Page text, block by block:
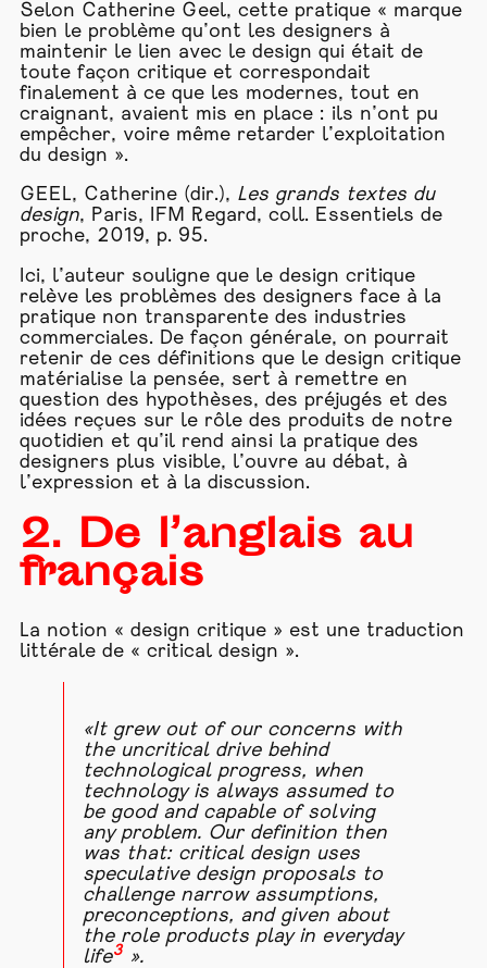
Selon Catherine Geel, cette pratique « marque
bien le problème qu’ont les designers à
maintenir le lien avec le design qui était de
toute façon critique et correspondait
finalement à ce que les modernes, tout en
craignant, avaient mis en place : ils n’ont pu
empêcher, voire même retarder l’exploitation
du design ».
GEEL, Catherine (dir.), Les grands textes du
design, Paris, IFM Regard, coll. Essentiels de
proche, 2019, p. 95.
Ici, l’auteur souligne que le design critique
relève les problèmes des designers face à la
pratique non transparente des industries
commerciales. De façon générale, on pourrait
retenir de ces définitions que le design critique
matérialise la pensée, sert à remettre en
question des hypothèses, des préjugés et des
idées reçues sur le rôle des produits de notre
quotidien et qu’il rend ainsi la pratique des
designers plus visible, l’ouvre au débat, à
l’expression et à la discussion.
2. De l’anglais au
français
La notion « design critique » est une traduction
littérale de « critical design ».
«It grew out of our concerns with
the uncritical drive behind
technological progress, when
technology is always assumed to
be good and capable of solving
any problem. Our definition then
was that: critical design uses
speculative design proposals to
challenge narrow assumptions,
preconceptions, and given about
the role products play in everyday
life3 ».